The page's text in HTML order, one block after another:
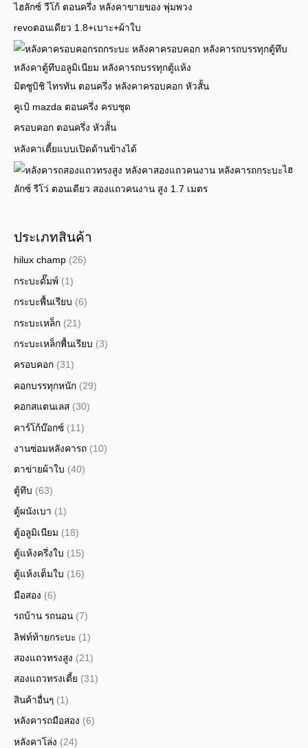
ไฮลักซ์ วีโก้ ตอนครึ่ง หลังคาขายของ พุ่มพวง
revoตอนเดียว 1.8+เบาะ+ผ้าใบ
มิตซูบิชิ ไทรทัน ตอนครึ่ง หลังคาครอบคอก หัวสั้น
คูเป้ mazda ตอนครึ่ง ครบชุด
ครอบคอก ตอนครึ่ง หัวสั้น
หลังคาเตี้ยแบบเปิดด้านข้างได้
ไฮ
ลักซ์ รีโว่ ตอนเดียว สองแถวคนงาน สูง 1.7 เมตร
ประเภทสินค้า
hilux champ (26)
กระบะดั๊มพ์ (1)
กระบะพื้นเรียบ (6)
กระบะเหล็ก (21)
กระบะเหล็กพื้นเรียบ (3)
ครอบคอก (31)
คอกบรรทุกหนัก (29)
คอกสแตนเลส (30)
คาร์โก้บ๊อกซ์ (11)
งานซ่อมหลังคารถ (10)
ตาข่ายผ้าใบ (40)
ตู้ทึบ (63)
ตู้ผนังเบา (1)
ตู้อลูมิเนียม (18)
ตู้แห้งครึ่งใบ (15)
ตู้แห้งเต็มใบ (16)
มือสอง (6)
รถบ้าน รถนอน (7)
ลิฟท์ท้ายกระบะ (1)
สองแถวทรงสูง (21)
สองแถวทรงเตี้ย (31)
สินค้าอื่นๆ (1)
หลังคารถมือสอง (6)
หลังคาโล่ง (24)